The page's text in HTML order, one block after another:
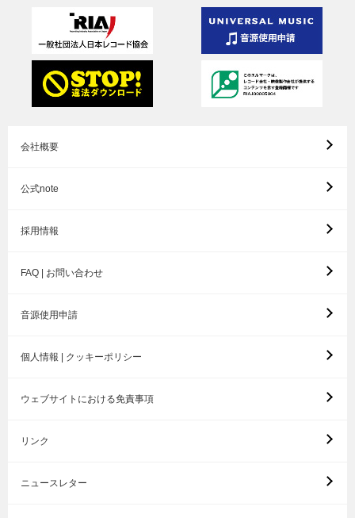
会社概要
公式note
採用情報
FAQ | お問い合わせ
音源使用申請
個人情報 | クッキーポリシー
ウェブサイトにおける免責事項
リンク
ニュースレター